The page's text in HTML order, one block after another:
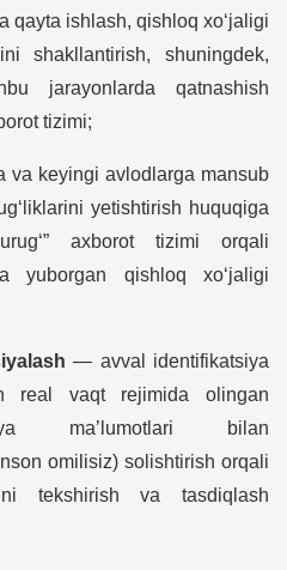
qayta ishlash, qishloq xo‘jaligi
shakllantirish, shuningdek,
jarayonlarda qatnashish
tizimi;
keyingi avlodlarga mansub
yetishtirish huquqiga
axborot tizimi orqali
yuborgan qishloq xo‘jaligi
— avval identifikatsiya
real vaqt rejimida olingan
ma’lumotlari bilan
omilisiz) solishtirish orqali
tekshirish va tasdiqlash